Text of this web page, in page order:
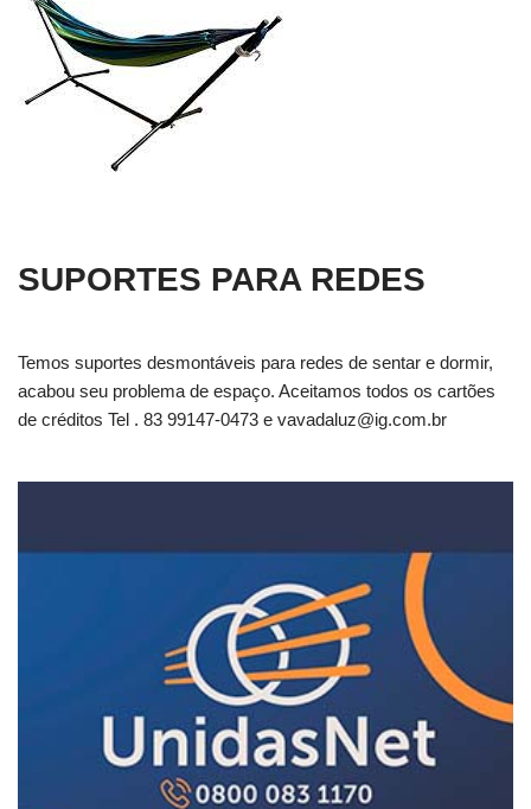
SUPORTES PARA REDES
Temos suportes desmontáveis para redes de sentar e dormir,
acabou seu problema de espaço. Aceitamos todos os cartões
de créditos Tel . 83 99147-0473 e vavadaluz@ig.com.br